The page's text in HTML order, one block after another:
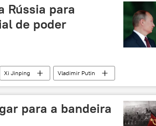
Rússia para
de poder
Xi Jinping
Vladimir Putin
Dia da Vitória
cooperação
para a bandeira